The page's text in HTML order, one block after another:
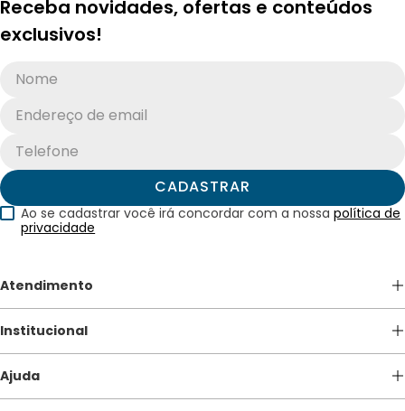
Receba novidades, ofertas e conteúdos
exclusivos!
CADASTRAR
Ao se cadastrar você irá concordar com a nossapolítica de
privacidade
Atendimento
(41) 3213-5600
atendimento@apagina.com.br
De Segunda a Sexta das 08h às 18h.
Institucional
Quem somos
Nossas Lojas
Ajuda